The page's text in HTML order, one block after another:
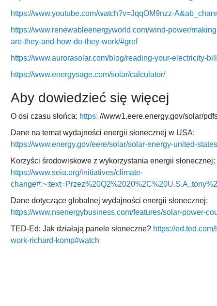
https://www.youtube.com/watch?v=JqqOM9nzz-
https://www.renewableenergyworld.com/wind-power/
are-they-and-how-do-they-work/#gref
https://www.aurorasolar.com/blog/reading-your-electricity-
https://www.energysage.com/solar/calculator/
Aby dowiedzieć się więcej
O osi czasu słońca: https://www1.eere.energy.gov/solar/
Dane na temat wydajności energii słonecznej w USA:
https://www.energy.gov/eere/solar/solar-energy-united-
Korzyści środowiskowe z wykorzystania energii słonecznej:
https://www.seia.org/initiatives/climate-
Dane dotyczące globalnej wydajności energii słonecznej:
https://www.nsenergybusiness.com/features/solar-power-
TED-Ed: Jak działają panele słoneczne? https://
work-richard-komp#watch